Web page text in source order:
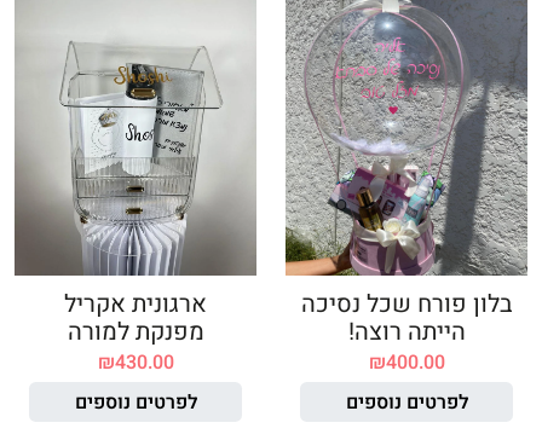
בלון פורח שכל נסיכה
הייתה רוצה!
₪400.00
לפרטים נוספים
ארגונית אקריל
מפנקת למורה
₪430.00
לפרטים נוספים